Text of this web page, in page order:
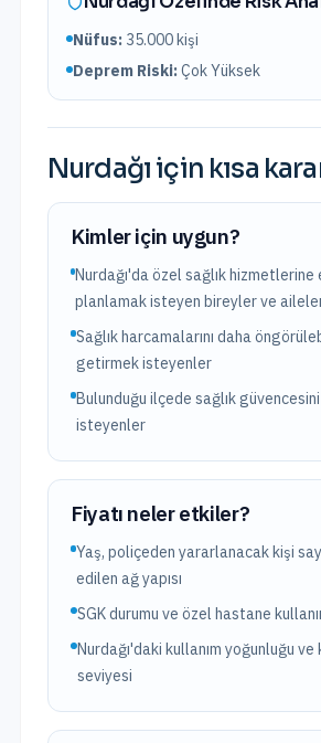
Nüfus: 35.000kişi
Deprem Riski:Çok Yüksek
Nurdağı için kısa
Kimler için uygun?
Nurdağı'da özel sağlık hizmetlerine
planlamak isteyen bireyler ve
Sağlık harcamalarını daha
getirmek isteyenler
Bulunduğu ilçede sağlık
isteyenler
Fiyatı neler etkiler?
Yaş, poliçeden yararlanacak kişi
edilen ağ yapısı
SGK durumu ve özel hastane
Nurdağı'daki kullanım yoğunluğu ve
seviyesi